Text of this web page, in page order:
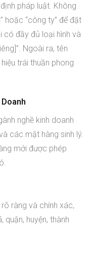
pháp luật. Không
hoặc “công ty” để đặt
có đầy đủ loại hình và
Ngoài ra, tên
trái thuần phong
nghề kinh doanh
các mặt hàng sinh lý.
mới được phép
ràng và chính xác,
quận, huyện, thành